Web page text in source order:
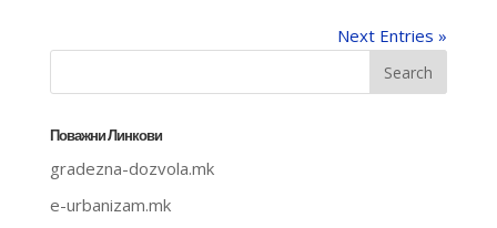
Next Entries »
Поважни Линкови
gradezna-dozvola.mk
e-urbanizam.mk